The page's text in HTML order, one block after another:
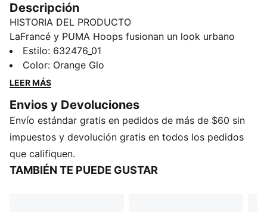
Descripción
HISTORIA DEL PRODUCTO
LaFrancé y PUMA Hoops fusionan un look urbano
audaz con la herencia del básquet, capturando el
estilo único de LaMelo Ball. Con el estilo lifestyle de la
marca de LaMelo, esta colección te ofrece un giro de
decorativos de flor de lis, colores vibrantes y garras
alienígenas crean una estética que parece de otro
mundo. Estilo y alto rendimiento para quienes se
atreven a ser diferentes.
CARACTERÍSTICAS Y BENEFICIOS
Estilo: 632476_01
Color: Orange Glo
LEER MÁS
Envios y Devoluciones
Envío estándar gratis en pedidos de más de $60 sin
impuestos y devolución gratis en todos los pedidos
que califiquen.
TAMBIÉN TE PUEDE GUSTAR